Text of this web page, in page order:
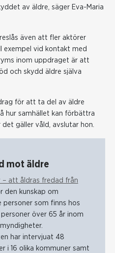
av äldre, säger Eva-Maria
även att fler aktörer
exempel vid kontakt med
inom uppdraget är att
och skydd äldre själva
för att ta del av äldre
hur samhället kan förbättra
gäller våld, avslutar hon.
mot äldre
– att åldras fredad från
den kunskap om
som finns hos
över 65 år inom
har intervjuat 48
i 16 olika kommuner samt